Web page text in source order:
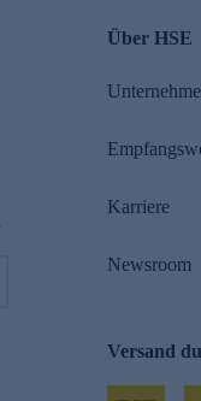
Über HSE
Karriere
Newsroom
Versand